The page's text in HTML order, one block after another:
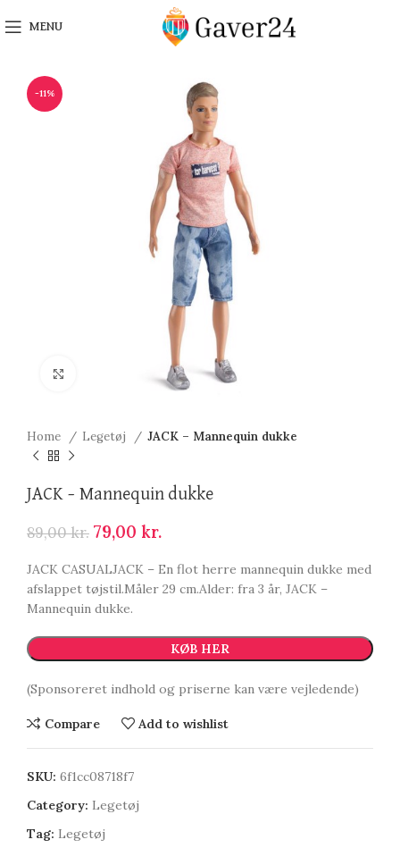
MENU
-11%
Home Legetøj JACK – Mannequin dukke
JACK – Mannequin dukke
89,00kr. 79,00 kr.
JACK CASUALJACK – En flot herre mannequin dukke med
afslappet tøjstil.Måler 29 cm.Alder: fra 3 år, JACK –
Mannequin dukke.
KØB HER
(Sponsoreret indhold og priserne kan være vejledende)
Compare Add to wishlist
SKU: 6f1cc08718f7
Category: Legetøj
Tag: Legetøj